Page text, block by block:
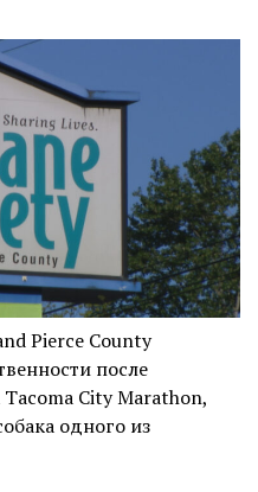
Pierce County
после
City Marathon,
одного из